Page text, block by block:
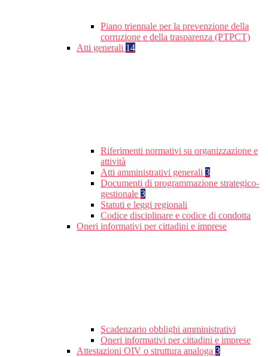
Piano triennale per la prevenzione della
corruzione e della trasparenza (PTPCT)
Atti generali 14
Riferimenti normativi su organizzazione e
attività
Atti amministrativi generali 3
Documenti di programmazione strategico-
gestionale 3
Statuti e leggi regionali
Codice disciplinare e codice di condotta
Oneri informativi per cittadini e imprese
Scadenzario obblighi amministrativi
Oneri informativi per cittadini e imprese
Attestazioni OIV o struttura analoga 3